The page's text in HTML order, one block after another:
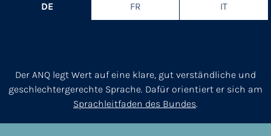
DE FR IT
Der ANQ legt Wert auf eine klare, gut verständliche und
geschlechtergerechte Sprache. Dafür orientiert er sich am
Sprachleitfaden des Bundes.